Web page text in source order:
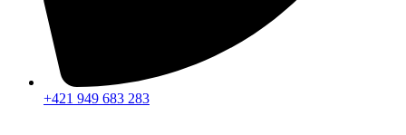
+421 949 683 283